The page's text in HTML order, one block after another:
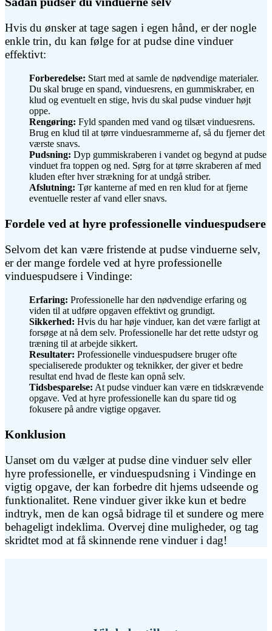
Hvis du ønsker at tage sagen i egen hånd, er der nogle
enkle trin, du kan følge for at pudse dine vinduer
effektivt:
Forberedelse: Start med at samle de nødvendige materialer.
Du skal bruge en spand, vinduesrens, en gummiskraber, en
klud og eventuelt en stige, hvis du skal pudse vinduer højt
oppe.
Rengøring: Fyld spanden med vand og tilsæt vinduesrens.
Brug en klud til at tørre vinduesrammerne af, så du fjerner det
værste snavs.
Pudsning: Dyp gummiskraberen i vandet og begynd at pudse
vinduet fra toppen og ned. Sørg for at tørre skraberen af med
kluden efter hver strækning for at undgå striber.
Afslutning: Tør kanterne af med en ren klud for at fjerne
eventuelle rester af vand eller snavs.
Fordele ved at hyre professionelle vinduespudsere
Selvom det kan være fristende at pudse vinduerne selv,
er der mange fordele ved at hyre professionelle
vinduespudsere i Vindinge:
Erfaring: Professionelle har den nødvendige erfaring og
viden til at udføre opgaven effektivt og grundigt.
Sikkerhed: Hvis du har høje vinduer, kan det være farligt at
forsøge at nå dem selv. Professionelle har det rette udstyr og
træning til at arbejde sikkert.
Resultater: Professionelle vinduespudsere bruger ofte
specialiserede produkter og teknikker, der giver et bedre
resultat end hvad de fleste kan opnå selv.
Tidsbesparelse: At pudse vinduer kan være en tidskrævende
opgave. Ved at hyre professionelle kan du spare tid og
fokusere på andre vigtige opgaver.
Konklusion
Uanset om du vælger at pudse dine vinduer selv eller
hyre professionelle, er vinduespudsning i Vindinge en
vigtig opgave, der kan forbedre dit hjems udseende og
funktionalitet. Rene vinduer giver ikke kun et bedre
indtryk, men de kan også bidrage til et sundere og mere
behageligt indeklima. Overvej dine muligheder, og tag
skridtet mod at få skinnende rene vinduer i dag!